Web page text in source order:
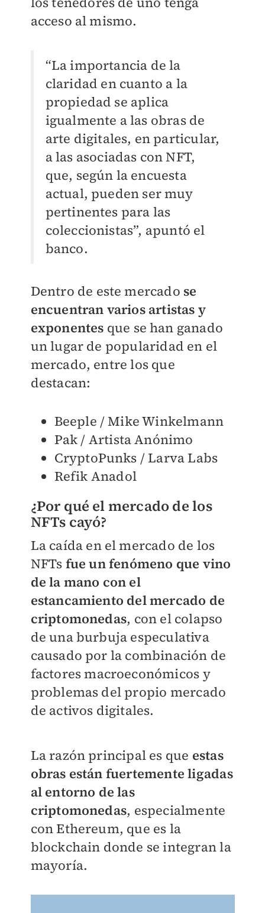
acceso al mismo.
“La importancia de la
claridad en cuanto a la
propiedad se aplica
igualmente a las obras de
arte digitales, en particular,
a las asociadas con NFT,
que, según la encuesta
actual, pueden ser muy
pertinentes para las
coleccionistas”, apuntó el
banco.
Dentro de este mercado se
encuentran varios artistas y
exponentes que se han ganado
un lugar de popularidad en el
mercado, entre los que
destacan:
Beeple / Mike Winkelmann
Pak / Artista Anónimo
CryptoPunks / Larva Labs
Refik Anadol
¿Por qué el mercado de los
NFTs cayó?
La caída en el mercado de los
NFTs fue un fenómeno que vino
de la mano con el
estancamiento del mercado de
criptomonedas, con el colapso
de una burbuja especulativa
causado por la combinación de
factores macroeconómicos y
problemas del propio mercado
de activos digitales.
La razón principal es que estas
obras están fuertemente ligadas
al entorno de las
criptomonedas, especialmente
con Ethereum, que es la
blockchain donde se integran la
mayoría.